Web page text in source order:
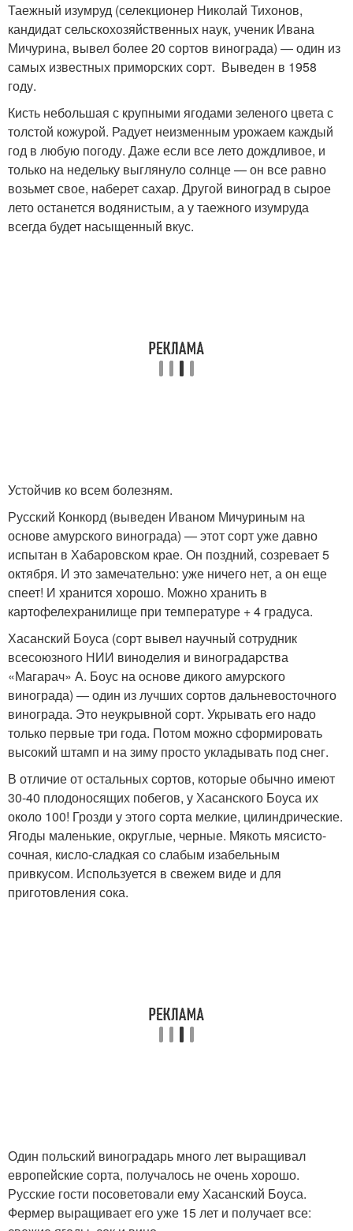
Таежный изумруд (селекционер Николай Тихонов,
кандидат сельскохозяйственных наук, ученик Ивана
Мичурина, вывел более 20 сортов винограда) — один из
самых известных приморских сорт. Выведен в 1958
году.
Кисть небольшая с крупными ягодами зеленого цвета с
толстой кожурой. Радует неизменным урожаем каждый
год в любую погоду. Даже если все лето дождливое, и
только на недельку выглянуло солнце — он все равно
возьмет свое, наберет сахар. Другой виноград в сырое
лето останется водянистым, а у таежного изумруда
всегда будет насыщенный вкус.
Устойчив ко всем болезням.
Русский Конкорд (выведен Иваном Мичуриным на
основе амурского винограда) — этот сорт уже давно
испытан в Хабаровском крае. Он поздний, созревает 5
октября. И это замечательно: уже ничего нет, а он еще
спеет! И хранится хорошо. Можно хранить в
картофелехранилище при температуре + 4 градуса.
Хасанский Боуса (сорт вывел научный сотрудник
всесоюзного НИИ виноделия и виноградарства
«Магарач» А. Боус на основе дикого амурского
винограда) — один из лучших сортов дальневосточного
винограда. Это неукрывной сорт. Укрывать его надо
только первые три года. Потом можно сформировать
высокий штамп и на зиму просто укладывать под снег.
В отличие от остальных сортов, которые обычно имеют
30-40 плодоносящих побегов, у Хасанского Боуса их
около 100! Грозди у этого сорта мелкие, цилиндрические.
Ягоды маленькие, округлые, черные. Мякоть мясисто-
сочная, кисло-сладкая со слабым изабельным
привкусом. Используется в свежем виде и для
приготовления сока.
Один польский виноградарь много лет выращивал
европейские сорта, получалось не очень хорошо.
Русские гости посоветовали ему Хасанский Боуса.
Фермер выращивает его уже 15 лет и получает все: